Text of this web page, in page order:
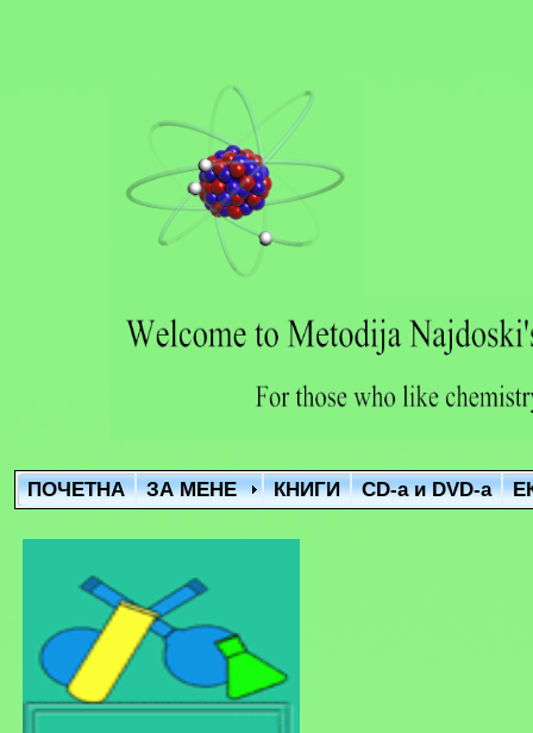
ПОЧЕТНА ЗА МЕНЕ КНИГИ CD-a и DVD-a